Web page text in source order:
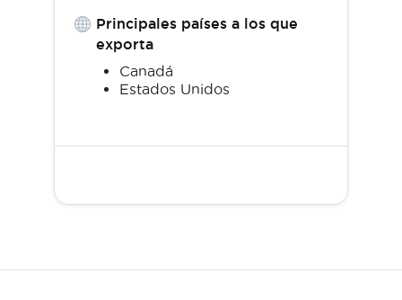
Principales países a los que
exporta
Canadá
Estados Unidos